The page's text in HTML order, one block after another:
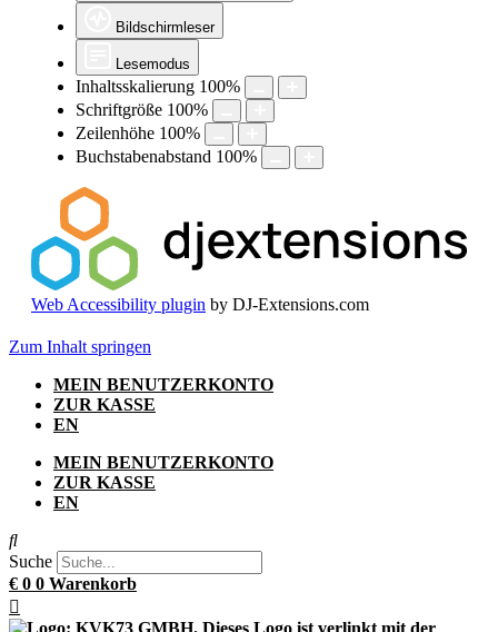
Bildschirmleser
Lesemodus
Inhaltsskalierung 100%
Schriftgröße 100%
Zeilenhöhe 100%
Buchstabenabstand 100%
Web Accessibility plugin by DJ-Extensions.com
Zum Inhalt springen
MEIN BENUTZERKONTO
ZUR KASSE
EN
MEIN BENUTZERKONTO
ZUR KASSE
EN
Suche
€ 0 0 Warenkorb